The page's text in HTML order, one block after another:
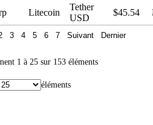
Litecoin
Tether
USD
$45.54
1 à 25 sur 153 éléments
éléments
3 4 5 6 7 Suivant Dernier